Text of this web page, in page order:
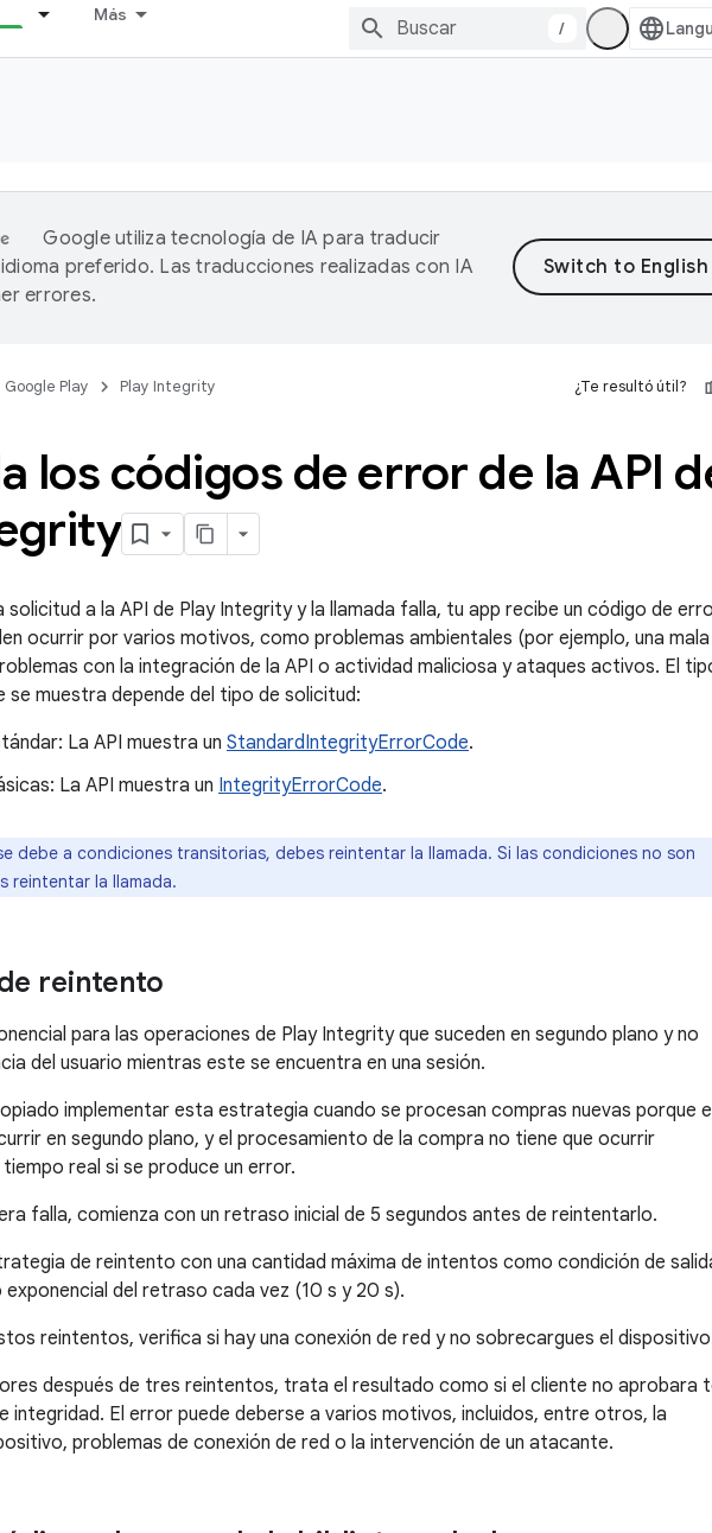
Más
/
Google utiliza tecnología de IA para traducir
preferido. Las traducciones realizadas con IA
errores.
Google Play Play Integrity ¿Te resultó útil?
los códigos de error de la API
solicitud a la API de Play Integrity y la llamada falla, tu app recibe un código de
ocurrir por varios motivos, como problemas ambientales (por ejemplo, una mala
con la integración de la API o actividad maliciosa y ataques activos. El
se muestra depende del tipo de solicitud:
La API muestra un StandardIntegrityErrorCode.
La API muestra un IntegrityErrorCode.
debe a condiciones transitorias, debes reintentar la llamada. Si las condiciones no son
reintentar la llamada.
reintento
para las operaciones de Play Integrity que suceden en segundo plano y no
del usuario mientras este se encuentra en una sesión.
implementar esta estrategia cuando se procesan compras nuevas porque
en segundo plano, y el procesamiento de la compra no tiene que ocurrir
real si se produce un error.
falla, comienza con un retraso inicial de 5 segundos antes de reintentarlo.
de reintento con una cantidad máxima de intentos como condición de
exponencial del retraso cada vez (10 s y 20 s).
reintentos, verifica si hay una conexión de red y no sobrecargues el
después de tres reintentos, trata el resultado como si el cliente no aprobara
integridad. El error puede deberse a varios motivos, incluidos, entre otros, la
problemas de conexión de red o la intervención de un atacante.